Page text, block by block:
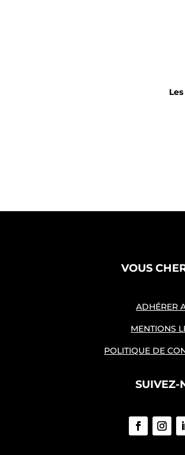
VOUS
ADHÉRER
MENTIONS
POLITIQUE DE
SUIVEZ-